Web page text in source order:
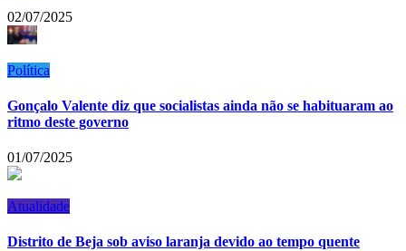
02/07/2025
Política
Gonçalo Valente diz que socialistas ainda não se habituaram ao
ritmo deste governo
01/07/2025
Atualidade
Distrito de Beja sob aviso laranja devido ao tempo quente